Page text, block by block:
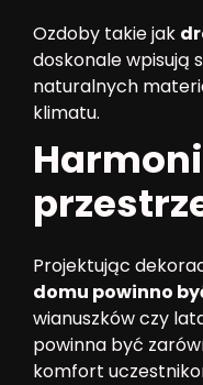
Ozdoby takie jak
doskonale wpisują
naturalnych
klimatu.
Projektując
domu powinno
wianuszków czy
powinna być
komfort